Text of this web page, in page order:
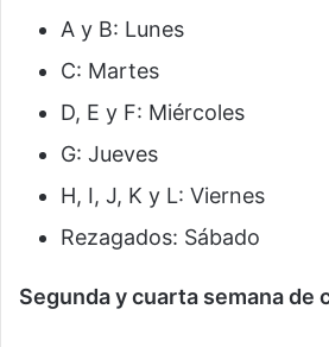
A y B: Lunes
C: Martes
D, E y F: Miércoles
G: Jueves
H, I, J, K y L: Viernes
Rezagados: Sábado
Segunda y cuarta semana de